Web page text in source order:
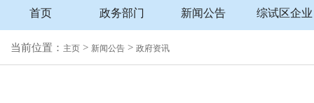
首页 政务部门 新闻公告 综试区企业
当前位置： 主页 > 新闻公告 > 政府资讯